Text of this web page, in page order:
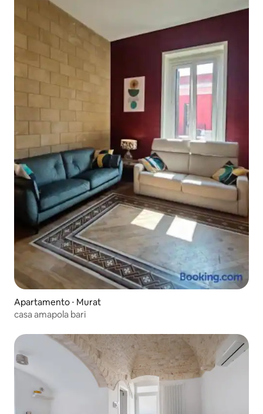
Apartamento ⋅ Murat
casa amapola bari